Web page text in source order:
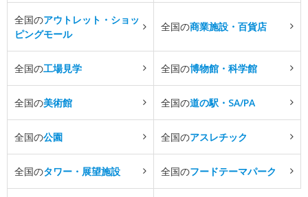
全国のアウトレット・ショッ
ピングモール
全国の商業施設・百貨店
全国の工場見学 全国の博物館・科学館
全国の美術館 全国の道の駅・SA/PA
全国の公園 全国のアスレチック
全国のタワー・展望施設 全国のフードテーマパーク